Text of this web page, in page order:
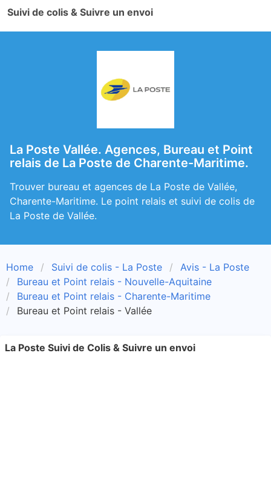
Suivi de colis & Suivre un envoi
La Poste Vallée. Agences, Bureau et Point
relais de La Poste de Charente-Maritime.
Trouver bureau et agences de La Poste de Vallée,
Charente-Maritime. Le point relais et suivi de colis de
La Poste de Vallée.
Home Suivi de colis - La Poste
Avis - La Poste
Bureau et Point relais - Nouvelle-Aquitaine
Bureau et Point relais - Charente-Maritime
Bureau et Point relais - Vallée
La Poste Suivi de Colis & Suivre un envoi